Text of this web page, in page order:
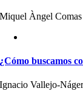
Miquel Àngel Comas
¿Cómo buscamos
Ignacio Vallejo-